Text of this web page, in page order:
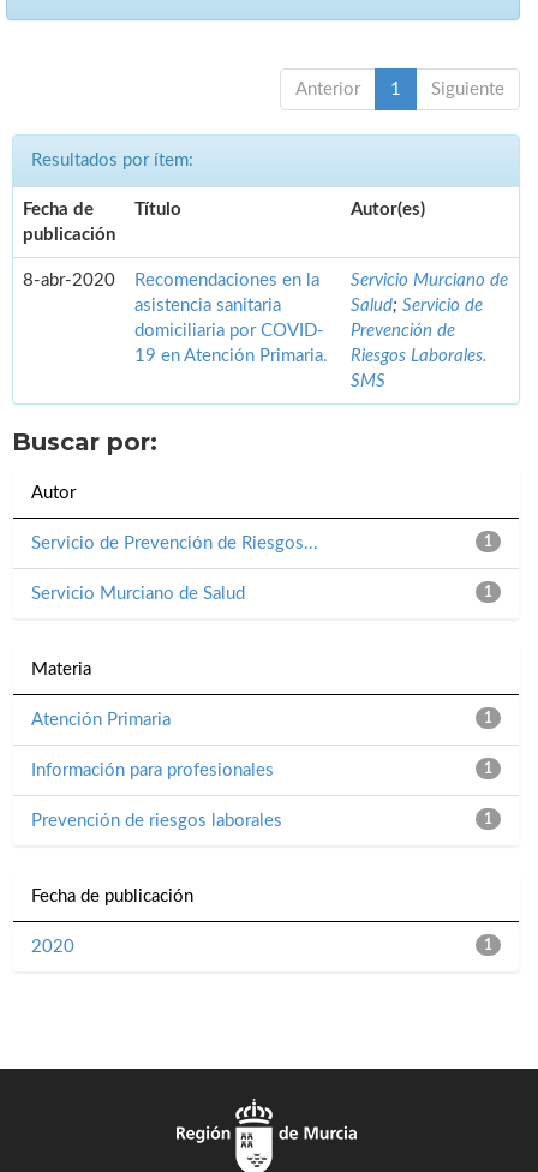
Anterior 1 Siguiente
Resultados por ítem:
Fecha de
publicación
Título Autor(es)
8-abr-2020
Recomendaciones en la
asistencia sanitaria
domiciliaria por COVID-
19 en Atención Primaria.
Servicio Murciano de
Salud; Servicio de
Prevención de
Riesgos Laborales.
SMS
Buscar por:
Autor
1
Servicio de Prevención de Riesgos...
1
Servicio Murciano de Salud
Materia
1
Atención Primaria
1
Información para profesionales
1
Prevención de riesgos laborales
Fecha de publicación
1
2020